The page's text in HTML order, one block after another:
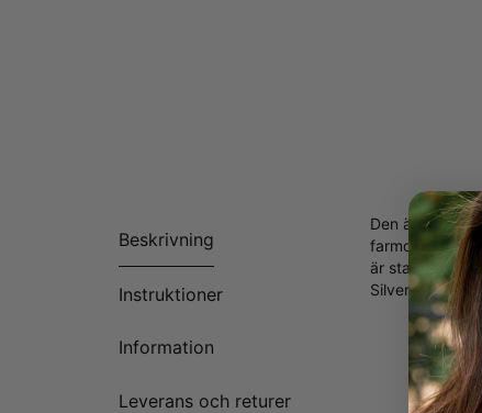
Beskrivning
Instruktioner
Information
Leverans och returer
Den är
farmor eller
är staplade
Silver och har:
3 eller 4
1
Ett
En